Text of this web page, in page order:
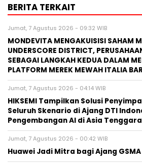
BERITA TERKAIT
Jumat, 7 Agustus 2026 - 09:32 WIB
MONDEVITA MENGAKUISISI SAHAM
UNDERSCORE DISTRICT,
SEBAGAI LANGKAH KEDUA DALAM
PLATFORM MEREK MEWAH ITALIA
Jumat, 7 Agustus 2026 - 04:14 WIB
HIKSEMI Tampilkan Solusi
Seluruh Skenario di Ajang DTI
Pengembangan AI di Asia Tenggara
Jumat, 7 Agustus 2026 - 00:42 WIB
Huawei Jadi Mitra bagi Ajang GSMA